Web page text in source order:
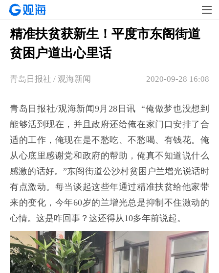
精准扶贫获新生！平度市东阁街道
贫困户道出心里话
2020-09-28 16:08
青岛日报社 / 观海新闻
青岛日报社/观海新闻9月28日讯 “俺做梦也没想到
能够活到现在，并且政府还给俺在家门口安排了合
适的工作，俺现在是不愁吃、不愁喝、有钱花。俺
从心底里感谢党和政府的帮助，俺真不知道说什么
感激的话好。”东阁街道公沙村贫困户兰增光说话时
有点激动。每当谈起这些年通过精准扶贫给他家带
来的变化，今年60岁的兰增光总是抑制不住激动的
心情。这是咋回事？这还得从10多年前说起。